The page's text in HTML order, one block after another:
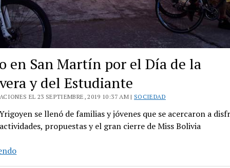
en San Martín por el Día de la
y del Estudiante
EL 23 SEPTIEMBRE, 2019 10:37 AM | SOCIEDAD
se llenó de familias y jóvenes que se acercaron a
propuestas y el gran cierre de Miss Bolivia
Festejo